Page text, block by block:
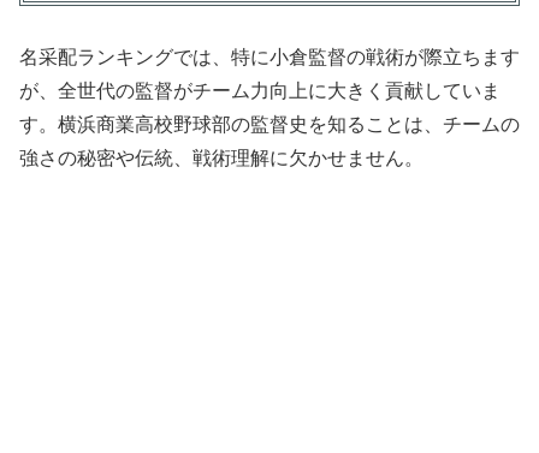
名采配ランキングでは、特に小倉監督の戦術が際立ちます
が、全世代の監督がチーム力向上に大きく貢献していま
す。横浜商業高校野球部の監督史を知ることは、チームの
強さの秘密や伝統、戦術理解に欠かせません。